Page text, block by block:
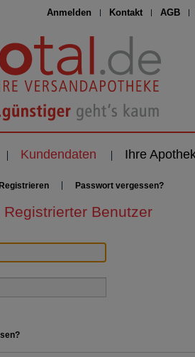
Anmelden Kontakt AGB
Kundendaten Ihre
Passwort vergessen?
Benutzer